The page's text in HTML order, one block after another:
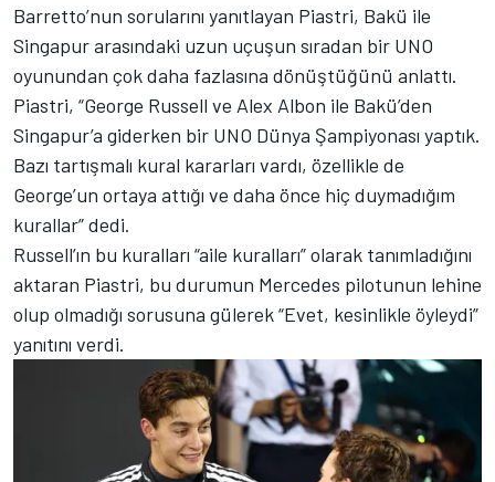
Barretto’nun sorularını yanıtlayan Piastri, Bakü ile
Singapur arasındaki uzun uçuşun sıradan bir UNO
oyunundan çok daha fazlasına dönüştüğünü anlattı.
Piastri, “George Russell ve Alex Albon ile Bakü’den
Singapur’a giderken bir UNO Dünya Şampiyonası yaptık.
Bazı tartışmalı kural kararları vardı, özellikle de
George’un ortaya attığı ve daha önce hiç duymadığım
kurallar” dedi.
Russell’ın bu kuralları “aile kuralları” olarak tanımladığını
aktaran Piastri, bu durumun Mercedes pilotunun lehine
olup olmadığı sorusuna gülerek “Evet, kesinlikle öyleydi”
yanıtını verdi.